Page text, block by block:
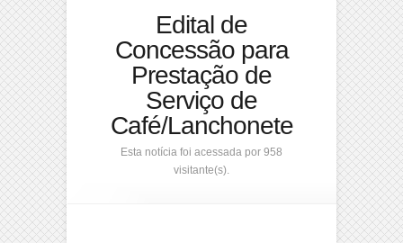
Edital de
Concessão para
Prestação de
Serviço de
Café/Lanchonete
Esta notícia foi acessada por 958
visitante(s).